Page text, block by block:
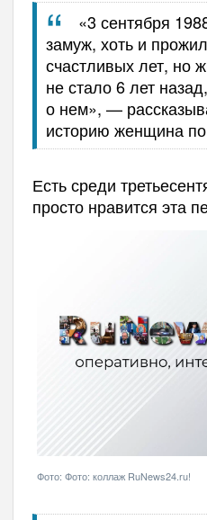
«3 сентября
замуж, хоть и
счастливых лет, но
не стало 6 летназад
о нем», —
историю женщина
Есть среди
просто нравится эта
Фото: Фото: коллаж RuNews24.ru!